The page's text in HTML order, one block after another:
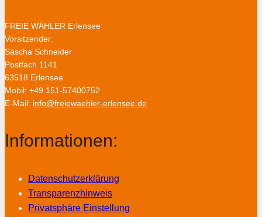
FREIE WÄHLER Erlensee
Vorsitzender:
Sascha Schneider
Postfach 1141
63518 Erlensee
Mobil: +49 151-57400752
E-Mail: info@freiewaehler-erlensee.de
Informationen:
Datenschutzerklärung
Transparenzhinweis
Privatsphäre Einstellung